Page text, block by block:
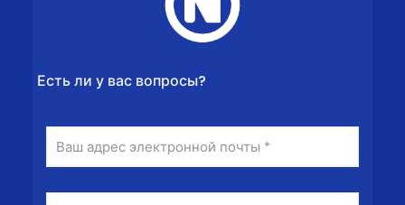
Есть ли у вас вопросы?